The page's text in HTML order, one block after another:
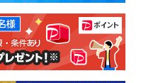
土地